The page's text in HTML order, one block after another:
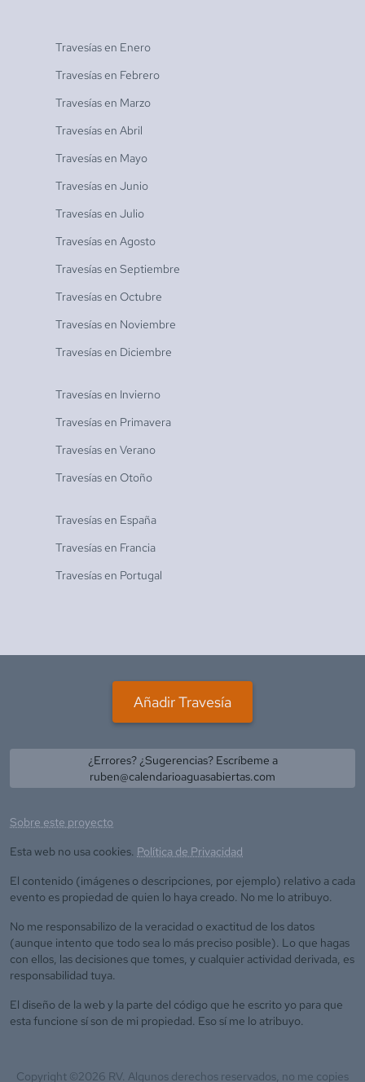
Travesías en Enero
Travesías en Febrero
Travesías en Marzo
Travesías en Abril
Travesías en Mayo
Travesías en Junio
Travesías en Julio
Travesías en Agosto
Travesías en Septiembre
Travesías en Octubre
Travesías en Noviembre
Travesías en Diciembre
Travesías en Invierno
Travesías en Primavera
Travesías en Verano
Travesías en Otoño
Travesías en España
Travesías en Francia
Travesías en Portugal
Añadir Travesía
¿Errores? ¿Sugerencias? Escríbeme a
ruben@calendarioaguasabiertas.com
Sobre este proyecto
Esta web no usa cookies. Política de Privacidad
El contenido (imágenes o descripciones, por ejemplo) relativo a cada
evento es propiedad de quien lo haya creado. No me lo atribuyo.
No me responsabilizo de la veracidad o exactitud de los datos
(aunque intento que todo sea lo más preciso posible). Lo que hagas
con ellos, las decisiones que tomes, y cualquier actividad derivada, es
responsabilidad tuya.
El diseño de la web y la parte del código que he escrito yo para que
esta funcione sí son de mi propiedad. Eso sí me lo atribuyo.
Copyright ©2026 RV. Algunos derechos reservados, no me copies